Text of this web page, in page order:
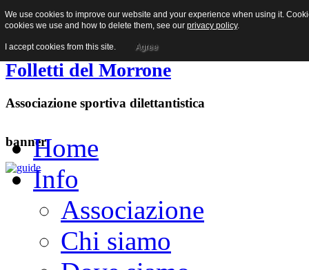
Facebook
Folletti del Morrone
Associazione sportiva dilettantistica
bannerHome
Info
Associazione
Chi siamo
We use cookies to improve our website and your experience when using it.
cookies we use and how to delete them, see our privacy policy.
I accept cookies from this site. Agree